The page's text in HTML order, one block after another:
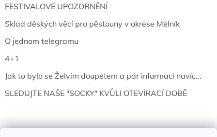
FESTIVALOVÉ UPOZORNĚNÍ
Sklad děských věcí pro pěstouny v okrese Mělník
O jednom telegramu
4+1
Jak to bylo se Želvím doupětem a pár informací navíc...
SLEDUJTE NAŠE "SOCKY" KVŮLI OTEVÍRACÍ DOBĚ